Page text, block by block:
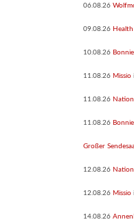
06.08.26
09.08.26 Health
10.08.26
11.08.26 Missio
11.08.26
11.08.26
Großer
12.08.26
12.08.26 Missio
14.08.26